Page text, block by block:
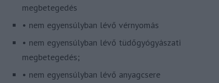
megbetegedés
• nem egyensúlyban lévő vérnyomás
• nem egyensúlyban lévő tüdőgyógyászati
megbetegedés;
• nem egyensúlyban lévő anyagcsere